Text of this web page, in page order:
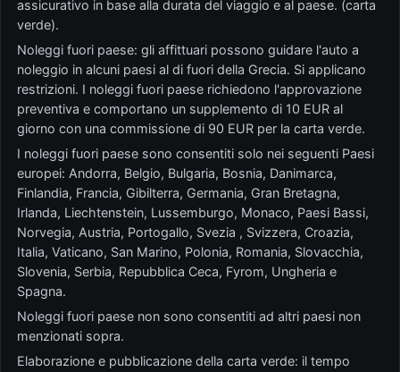
assicurativo in base alla durata del viaggio e al paese. (carta
verde).
Noleggi fuori paese: gli affittuari possono guidare l'auto a
noleggio in alcuni paesi al di fuori della Grecia. Si applicano
restrizioni. I noleggi fuori paese richiedono l'approvazione
preventiva e comportano un supplemento di 10 EUR al
giorno con una commissione di 90 EUR per la carta verde.
I noleggi fuori paese sono consentiti solo nei seguenti Paesi
europei: Andorra, Belgio, Bulgaria, Bosnia, Danimarca,
Finlandia, Francia, Gibilterra, Germania, Gran Bretagna,
Irlanda, Liechtenstein, Lussemburgo, Monaco, Paesi Bassi,
Norvegia, Austria, Portogallo, Svezia , Svizzera, Croazia,
Italia, Vaticano, San Marino, Polonia, Romania, Slovacchia,
Slovenia, Serbia, Repubblica Ceca, Fyrom, Ungheria e
Spagna.
Noleggi fuori paese non sono consentiti ad altri paesi non
menzionati sopra.
Elaborazione e pubblicazione della carta verde: il tempo